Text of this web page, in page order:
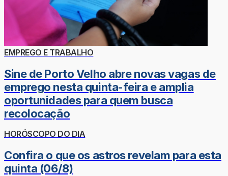
EMPREGO E TRABALHO
Sine de Porto Velho abre novas vagas de
emprego nesta quinta-feira e amplia
oportunidades para quem busca
recolocação
HORÓSCOPO DO DIA
Confira o que os astros revelam para esta
quinta (06/8)